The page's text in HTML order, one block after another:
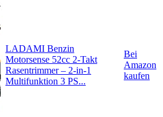
LADAMI Benzin
Motorsense 52cc 2-Takt
Rasentrimmer – 2-in-1
Multifunktion 3 PS...
Bei
Amazon
kaufen